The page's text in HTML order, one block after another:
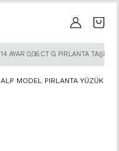
14 AYAR 0,06 CT G PIRLANTA TAŞLI